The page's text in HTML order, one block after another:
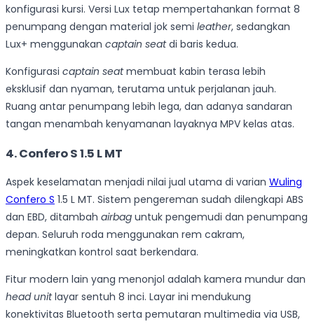
konfigurasi kursi. Versi Lux tetap mempertahankan format 8
penumpang dengan material jok semi leather, sedangkan
Lux+ menggunakan captain seatdi baris kedua.
Konfigurasi captain seatmembuat kabin terasa lebih
eksklusif dan nyaman, terutama untuk perjalanan jauh.
Ruang antar penumpang lebih lega, dan adanya sandaran
tangan menambah kenyamanan layaknya MPV kelas atas.
4. Confero S 1.5 L MT
Aspek keselamatan menjadi nilai jual utama di varian Wuling
Confero S 1.5 L MT. Sistem pengereman sudah dilengkapi ABS
dan EBD, ditambah airbag untuk pengemudi dan penumpang
depan. Seluruh roda menggunakan rem cakram,
meningkatkan kontrol saat berkendara.
Fitur modern lain yang menonjol adalah kamera mundur dan
head unitlayar sentuh 8 inci. Layar ini mendukung
konektivitas Bluetooth serta pemutaran multimedia via USB,